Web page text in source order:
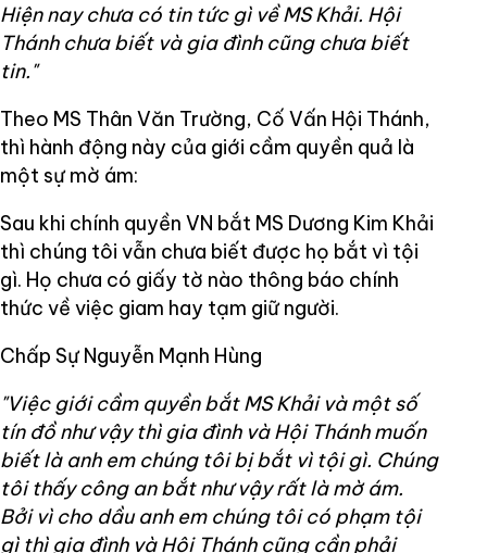
Hiện nay chưa có tin tức gì về MS Khải. Hội
Thánh chưa biết và gia đình cũng chưa biết
tin."
Theo MS Thân Văn Trường, Cố Vấn Hội Thánh,
thì hành động này của giới cầm quyền quả là
một sự mờ ám:
Sau khi chính quyền VN bắt MS Dương Kim Khải
thì chúng tôi vẫn chưa biết được họ bắt vì tội
gì. Họ chưa có giấy tờ nào thông báo chính
thức về việc giam hay tạm giữ người.
Chấp Sự Nguyễn Mạnh Hùng
"Việc giới cầm quyền bắt MS Khải và một số
tín đồ như vậy thì gia đình và Hội Thánh muốn
biết là anh em chúng tôi bị bắt vì tội gì. Chúng
tôi thấy công an bắt như vậy rất là mờ ám.
Bởi vì cho dầu anh em chúng tôi có phạm tội
gì thì gia đình và Hội Thánh cũng cần phải